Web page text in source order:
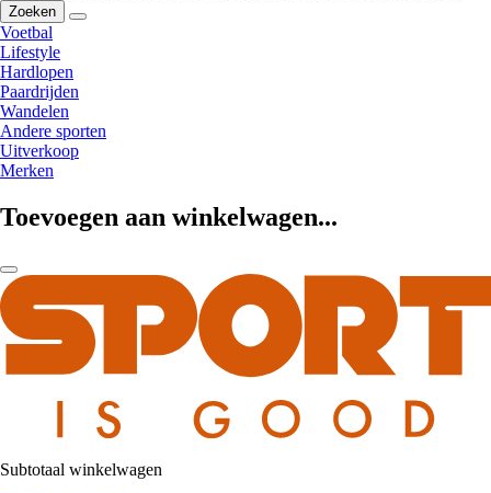
Zoeken
Voetbal
Lifestyle
Hardlopen
Paardrijden
Wandelen
Andere sporten
Uitverkoop
Merken
Toevoegen aan winkelwagen...
Subtotaal winkelwagen